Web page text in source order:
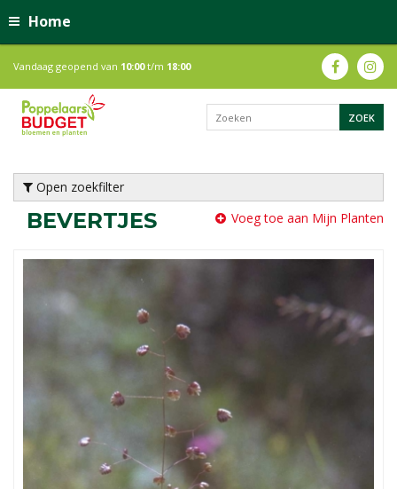
Home
Vandaag geopend van 10:00t/m 18:00
Open zoekfilter
BEVERTJES Voeg toe aan Mijn Planten